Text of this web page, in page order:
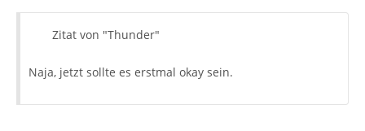
Zitat von "Thunder"
Naja, jetzt sollte es erstmal okay sein.